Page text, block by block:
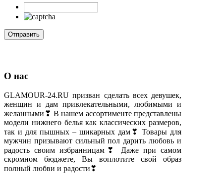
О нас
GLAMOUR-24.RU призван сделать всех девушек,
женщин и дам привлекательными, любимыми и
желанными❣ В нашем ассортименте представлены
модели нижнего белья как классических размеров,
так и для пышных – шикарных дам❣ Товары для
мужчин призывают сильный пол дарить любовь и
радость своим избранницам❣ Даже при самом
скромном бюджете, Вы воплотите свой образ
полный любви и радости❣